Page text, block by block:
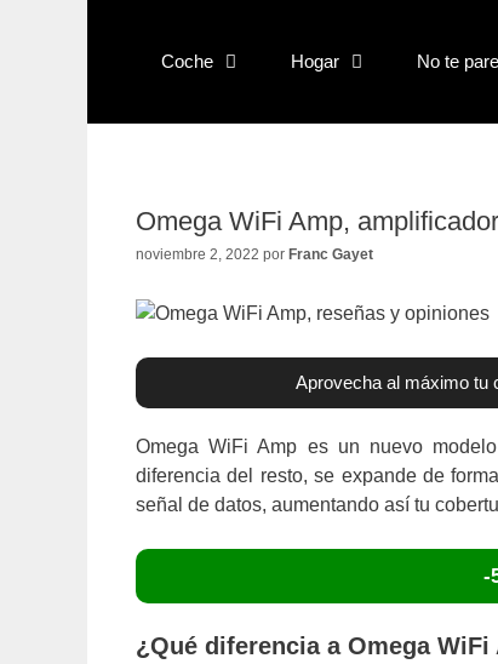
Coche Hogar No te
Omega WiFi Amp,
noviembre 2, 2022 por Franc Gayet
Aprovecha al máximo tu
Omega WiFi Amp es un nuevo
diferencia del resto, se expande de
señal de datos, aumentando así tu
-
¿Qué diferencia a Omega